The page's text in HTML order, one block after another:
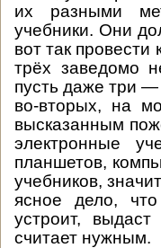
их разными
учебники. Они
вот так
трёх заведомо
пусть даже три
во-вторых, на
высказанным
электронные
планшетов,
учебников,
ясное дело,
устроит,
считает нужным.